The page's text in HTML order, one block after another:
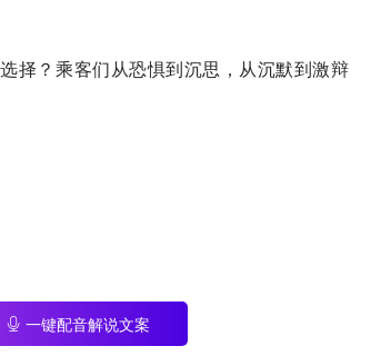
择？乘客们从恐惧到沉思，从沉默到激辩
一键配音解说文案